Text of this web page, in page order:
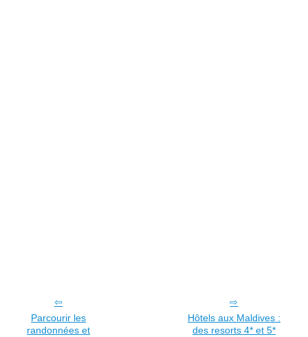
Parcourir les
randonnées et
Hôtels aux Maldives :
des resorts 4* et 5*